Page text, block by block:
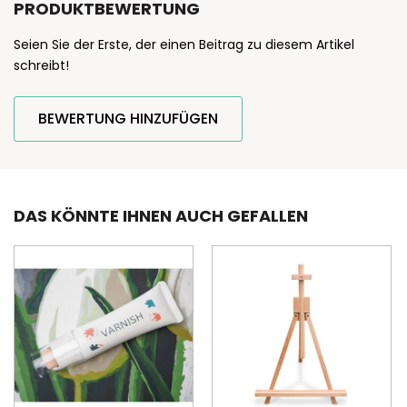
PRODUKTBEWERTUNG
Seien Sie der Erste, der einen Beitrag zu diesem Artikel
schreibt!
BEWERTUNG HINZUFÜGEN
DAS KÖNNTE IHNEN AUCH GEFALLEN